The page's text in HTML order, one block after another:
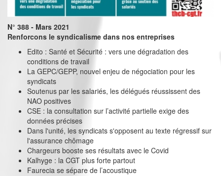
N° 388 - Mars 2021
Renforcons le syndicalisme dans nos entreprises
Edito : Santé et Sécurité : vers une dégradation des
conditions de travail
La GEPC/GEPP, nouvel enjeu de négociation pour les
syndicats
Soutenus par les salariés, les délégués réussissent des
NAO positives
CSE : la consultation sur l’activité partielle exige des
données précises
Dans l'unité, les syndicats s'opposent au texte régressif sur
l'assurance chômage
Chargeurs booste ses résultats avec le Covid
Kalhyge : la CGT plus forte partout
Faurecia se sépare de l’acoustique